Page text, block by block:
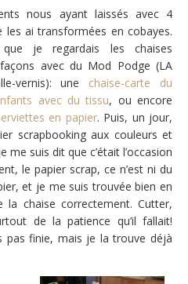
nous ayant laissés avec 4
les ai transformées en cobayes.
je regardais les chaises
avec du Mod Podge (LA
vernis): une chaise-carte du
avec du tissu, ou encore
en papier. Puis, un jour,
scrapbooking aux couleurs et
suis dit que c’était l’occasion
le papier scrap, ce n’est ni du
et je me suis trouvée bien en
chaise correctement. Cutter,
de la patience qu’il fallait!
pas finie, mais je la trouve déjà